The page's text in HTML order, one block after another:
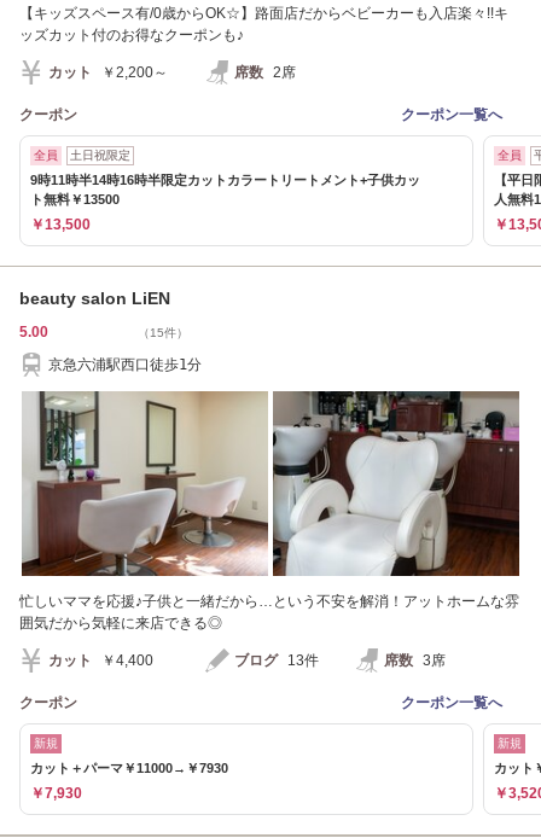
【キッズスペース有/0歳からOK☆】路面店だからベビーカーも入店楽々!!キ
ッズカット付のお得なクーポンも♪
カット ￥2,200～ 席数 2席
クーポン クーポン一覧へ
全員 土日祝限定
9時11時半14時16時半限定カットカラートリートメント+子供カッ
ト無料￥13500
￥13,500
全員
【平
人無料
￥
beauty salon LiEN
5.00 （15件）
京急六浦駅西口徒歩1分
忙しいママを応援♪子供と一緒だから…という不安を解消！アットホームな雰
囲気だから気軽に来店できる◎
カット ￥4,400 ブログ 13件 席数 3席
クーポン クーポン一覧へ
新規
カット＋パーマ￥11000→￥7930
￥7,930
新規
カット
￥